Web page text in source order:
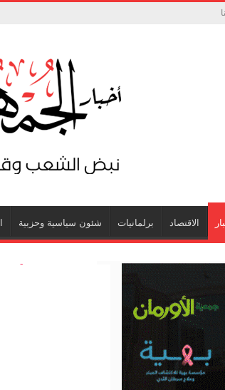
الاقتصاد برلمانيات شئون سياسية وحزبية